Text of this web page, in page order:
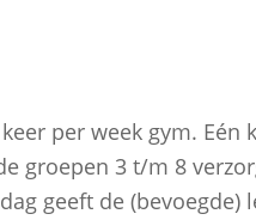
per week gym. Eén
groepen 3 t/m 8
geeft de (bevoegde)